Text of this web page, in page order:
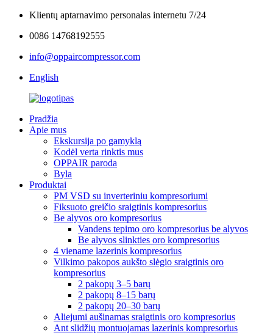
Klientų aptarnavimo personalas internetu 7/24
0086 14768192555
info@oppaircompressor.com
English
Pradžia
Apie mus
Ekskursija po gamyklą
Kodėl verta rinktis mus
OPPAIR paroda
Byla
Produktai
PM VSD su inverteriniu kompresoriumi
Fiksuoto greičio sraigtinis kompresorius
Be alyvos oro kompresorius
Vandens tepimo oro kompresorius be alyvos
Be alyvos slinkties oro kompresorius
4 viename lazerinis kompresorius
Vilkimo pakopos aukšto slėgio sraigtinis oro
kompresorius
2 pakopų 3–5 barų
2 pakopų 8–15 barų
2 pakopų 20–30 barų
Aliejumi aušinamas sraigtinis oro kompresorius
Ant slidžių montuojamas lazerinis kompresorius